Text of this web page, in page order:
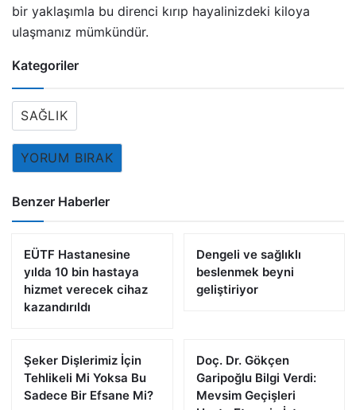
bir yaklaşımla bu direnci kırıp hayalinizdeki kiloya
ulaşmanız mümkündür.
Kategoriler
SAĞLIK
YORUM BIRAK
Benzer Haberler
EÜTF Hastanesine
yılda 10 bin hastaya
hizmet verecek cihaz
kazandırıldı
Dengeli ve sağlıklı
beslenmek beyni
geliştiriyor
Şeker Dişlerimiz İçin
Tehlikeli Mi Yoksa Bu
Sadece Bir Efsane Mi?
Doç. Dr. Gökçen
Garipoğlu Bilgi Verdi:
Mevsim Geçişleri